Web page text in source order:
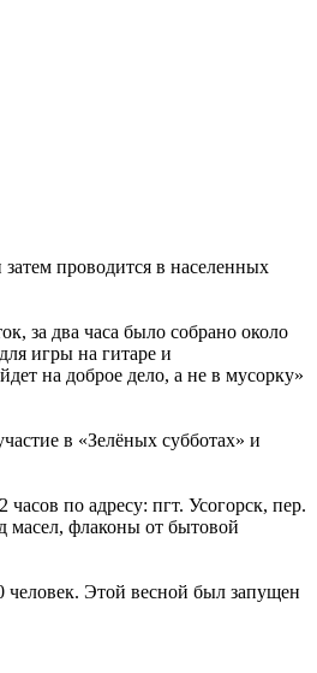
проводится в населенных
за два часа было собрано около
игры на гитаре и
на доброе дело, а не в мусорку»
в «Зелёных субботах» и
по адресу: пгт. Усогорск, пер.
масел, флаконы от бытовой
человек. Этой весной был запущен